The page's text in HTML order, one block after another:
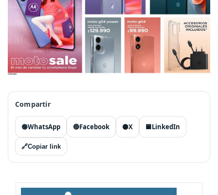
Compartir
🟢WhatsApp 🔵Facebook ⚫X 🟦LinkedIn
🔗Copiar link